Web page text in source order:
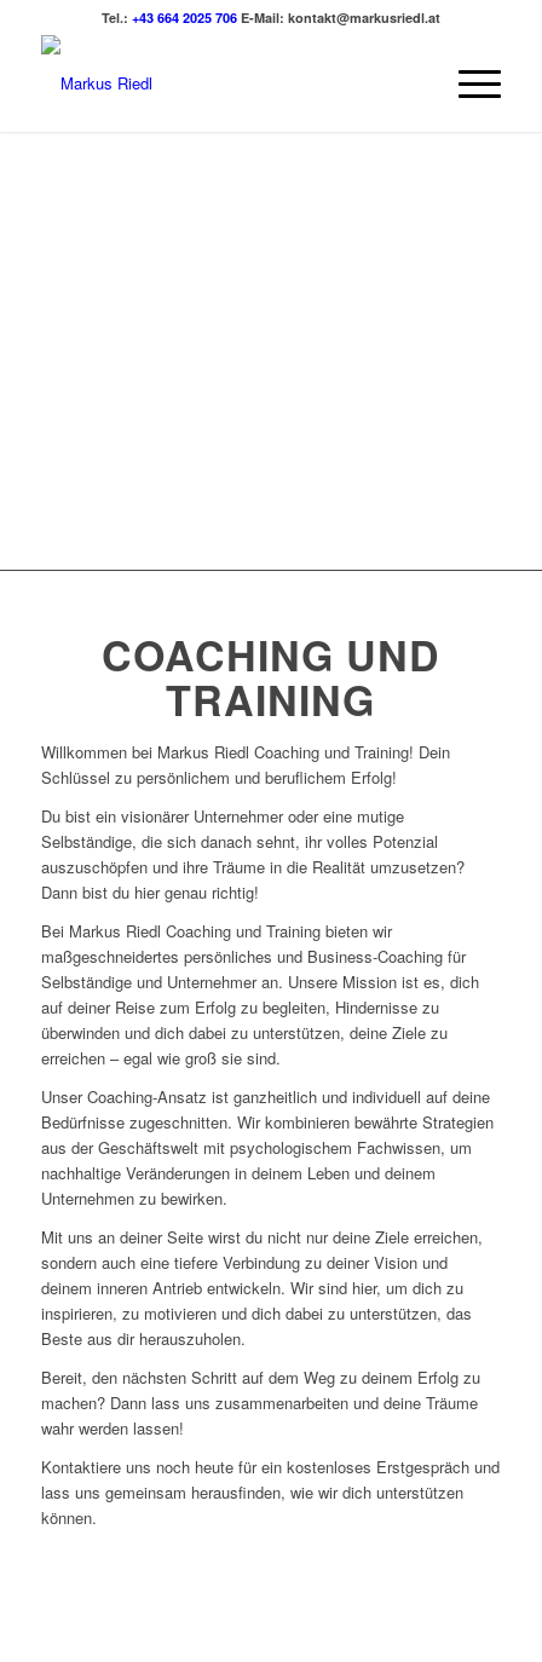
Tel.: +43 664 2025 706E-Mail: kontakt@markusriedl.at
COACHING UND
TRAINING
Willkommen bei Markus Riedl Coaching und Training! Dein
Schlüssel zu persönlichem und beruflichem Erfolg!
Du bist ein visionärer Unternehmer oder eine mutige
Selbständige, die sich danach sehnt, ihr volles Potenzial
auszuschöpfen und ihre Träume in die Realität umzusetzen?
Dann bist du hier genau richtig!
Bei Markus Riedl Coaching und Training bieten wir
maßgeschneidertes persönliches und Business-Coaching für
Selbständige und Unternehmer an. Unsere Mission ist es, dich
auf deiner Reise zum Erfolg zu begleiten, Hindernisse zu
überwinden und dich dabei zu unterstützen, deine Ziele zu
erreichen – egal wie groß sie sind.
Unser Coaching-Ansatz ist ganzheitlich und individuell auf deine
Bedürfnisse zugeschnitten. Wir kombinieren bewährte Strategien
aus der Geschäftswelt mit psychologischem Fachwissen, um
nachhaltige Veränderungen in deinem Leben und deinem
Unternehmen zu bewirken.
Mit uns an deiner Seite wirst du nicht nur deine Ziele erreichen,
sondern auch eine tiefere Verbindung zu deiner Vision und
deinem inneren Antrieb entwickeln. Wir sind hier, um dich zu
inspirieren, zu motivieren und dich dabei zu unterstützen, das
Beste aus dir herauszuholen.
Bereit, den nächsten Schritt auf dem Weg zu deinem Erfolg zu
machen? Dann lass uns zusammenarbeiten und deine Träume
wahr werden lassen!
Kontaktiere uns noch heute für ein kostenloses Erstgespräch und
lass uns gemeinsam herausfinden, wie wir dich unterstützen
können.